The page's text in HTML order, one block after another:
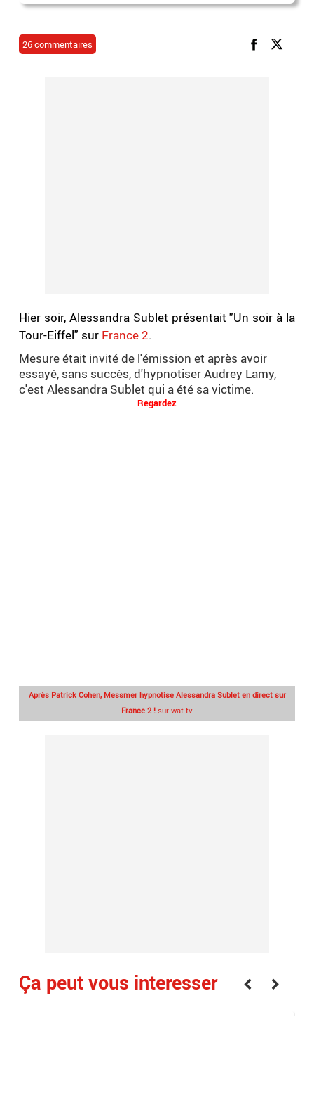
26 commentaires
Hier soir, Alessandra Sublet présentait "Un soir à la
Tour-Eiffel" sur France 2.
Mesure était invité de l'émission et après avoir
essayé, sans succès, d'hypnotiser Audrey Lamy,
c'est Alessandra Sublet qui a été sa victime.
Regardez
Après Patrick Cohen, Messmer hypnotise Alessandra Sublet en direct sur
France 2 ! sur wat.tv
Ça peut vous interesser